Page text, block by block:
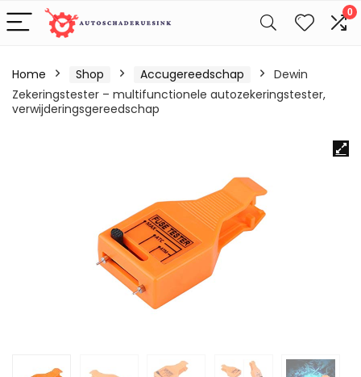
0
Home Shop Accugereedschap
Dewin
Zekeringstester – multifunctionele autozekeringstester,
verwijderingsgereedschap